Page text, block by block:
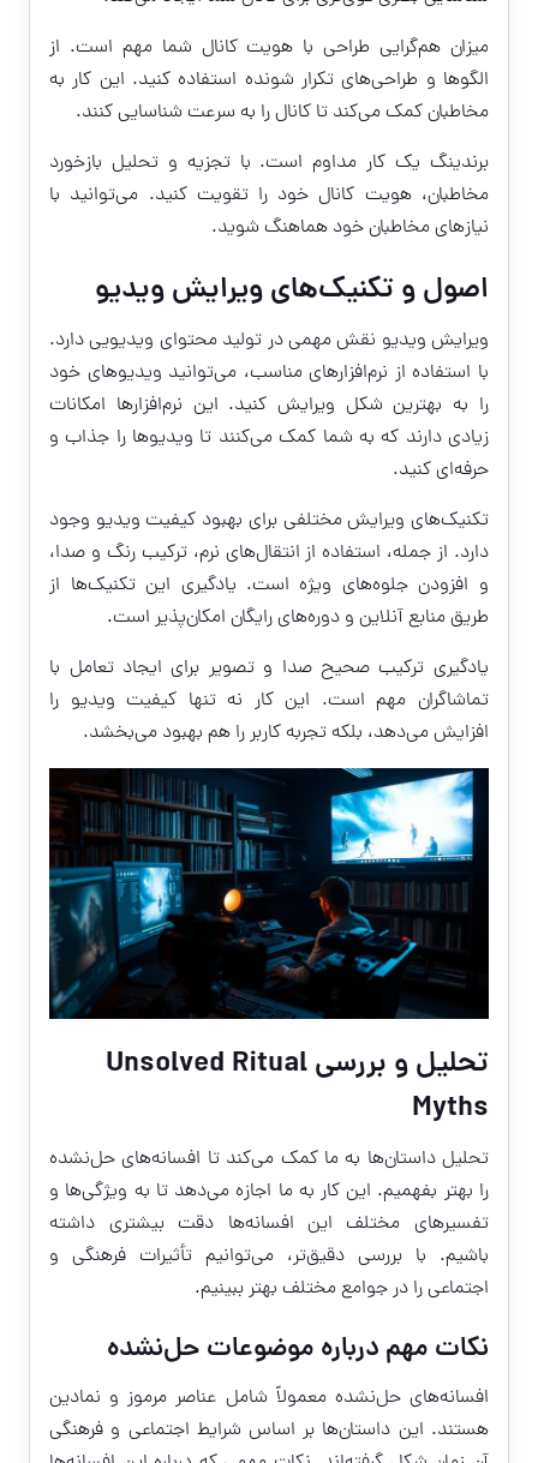
میزان هم‌گرایی طراحی با هویت کانال شما مهم است. از
الگوها و طراحی‌های تکرار شونده استفاده کنید. این کار به
مخاطبان کمک می‌کند تا کانال را به سرعت شناسایی کنند.
برندینگ یک کار مداوم است. با تجزیه و تحلیل بازخورد
مخاطبان، هویت کانال خود را تقویت کنید. می‌توانید با
نیازهای مخاطبان خود هماهنگ شوید.
اصول و تکنیک‌های ویرایش ویدیو
ویرایش ویدیو نقش مهمی در تولید محتوای ویدیویی دارد.
با استفاده از نرم‌افزارهای مناسب، می‌توانید ویدیوهای خود
را به بهترین شکل ویرایش کنید. این نرم‌افزارها امکانات
زیادی دارند که به شما کمک می‌کنند تا ویدیوها را جذاب و
حرفه‌ای کنید.
تکنیک‌های ویرایش مختلفی برای بهبود کیفیت ویدیو وجود
دارد. از جمله، استفاده از انتقال‌های نرم، ترکیب رنگ و صدا،
و افزودن جلوه‌های ویژه است. یادگیری این تکنیک‌ها از
طریق منابع آنلاین و دوره‌های رایگان امکان‌پذیر است.
یادگیری ترکیب صحیح صدا و تصویر برای ایجاد تعامل با
تماشاگران مهم است. این کار نه تنها کیفیت ویدیو را
افزایش می‌دهد، بلکه تجربه کاربر را هم بهبود می‌بخشد.
تحلیل و بررسی Unsolved Ritual
Myths
تحلیل داستان‌ها به ما کمک می‌کند تا افسانه‌های حل‌نشده
را بهتر بفهمیم. این کار به ما اجازه می‌دهد تا به ویژگی‌ها و
تفسیرهای مختلف این افسانه‌ها دقت بیشتری داشته
باشیم. با بررسی دقیق‌تر، می‌توانیم تأثیرات فرهنگی و
اجتماعی را در جوامع مختلف بهتر ببینیم.
نکات مهم درباره موضوعات حل‌نشده
افسانه‌های حل‌نشده معمولاً شامل عناصر مرموز و نمادین
هستند. این داستان‌ها بر اساس شرایط اجتماعی و فرهنگی